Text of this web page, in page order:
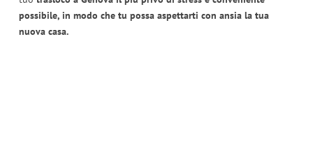
possibile, in modo che tu possa aspettarti con ansia la tua
nuova casa.